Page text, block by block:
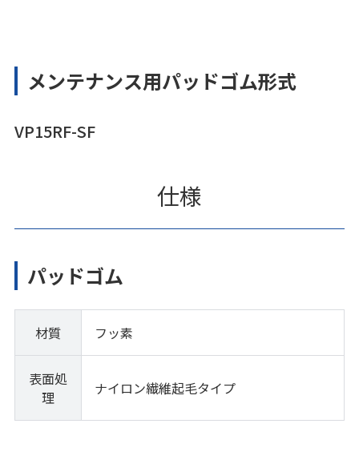
メンテナンス用パッドゴム形式
VP15RF-SF
仕様
パッドゴム
材質 フッ素
表面処
理
ナイロン繊維起毛タイプ